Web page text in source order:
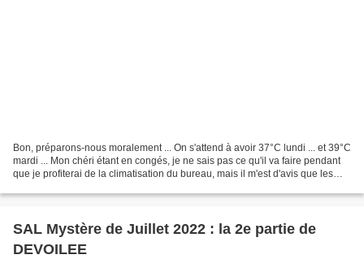
Bon, préparons-nous moralement ... On s'attend à avoir 37°C lundi ... et 39°C
mardi ... Mon chéri étant en congés, je ne sais pas ce qu'il va faire pendant
que je profiterai de la climatisation du bureau, mais il m'est d'avis que les
SAL Mystère de Juillet 2022 : la 2e partie de
DEVOILEE